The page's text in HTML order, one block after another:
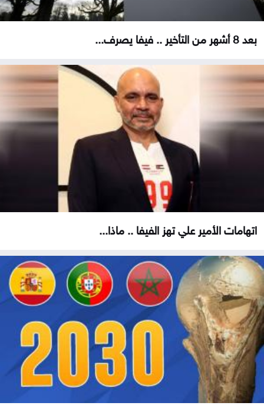
بعد 8 أشهر من التأخير .. فيفا يصرف...
اتهامات الأمير علي تهز الفيفا .. ماذا...